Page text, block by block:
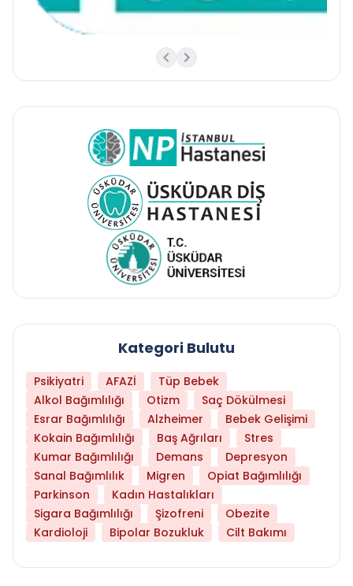
Kategori Bulutu
Psikiyatri AFAZİ
Tüp Bebek
Alkol Bağımlılığı
Otizm
Saç Dökülmesi
Esrar Bağımlılığı
Alzheimer
Bebek Gelişimi
Kokain Bağımlılığı
Baş Ağrıları
Stres
Kumar Bağımlılığı
Demans
Depresyon
Sanal Bağımlılık
Migren
Opiat Bağımlılığı
Parkinson
Kadın Hastalıkları
Sigara Bağımlılığı
Şizofreni
Obezite
Kardioloji
Bipolar Bozukluk Cilt Bakımı